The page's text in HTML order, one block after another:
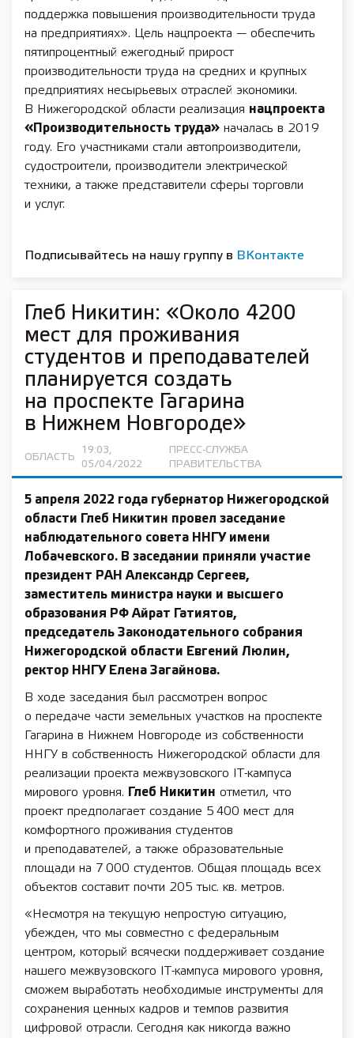
поддержка повышения производительности труда
на предприятиях». Цель нацпроекта — обеспечить
пятипроцентный ежегодный прирост
производительности труда на средних и крупных
предприятиях несырьевых отраслей экономики.
В Нижегородской области реализация нацпроекта
«Производительность труда» началась в 2019
году. Его участниками стали автопроизводители,
судостроители, производители электрической
техники, а также представители сферы торговли
и услуг.
Подписывайтесь на нашу группу в ВКонтакте
Глеб Никитин: «Около 4200
мест для проживания
студентов и преподавателей
планируется создать
на проспекте Гагарина
в Нижнем Новгороде»
ОБЛАСТЬ
19:03,
05/04/2022
ПРЕСС-СЛУЖБА
ПРАВИТЕЛЬСТВА
5 апреля 2022 года губернатор Нижегородской
области
Глеб Никитин провел заседание
наблюдательного совета ННГУ имени
Лобачевского. В заседании приняли участие
президент РАНАлександр Сергеев,
заместитель министра науки и высшего
образования РФАйрат Гатиятов,
председатель Законодательного собрания
Нижегородской области Евгений Люлин,
ректор ННГУ Елена Загайнова.
В ходе заседания был рассмотрен вопрос
о передаче части земельных участков на проспекте
Гагарина в Нижнем Новгороде из собственности
ННГУ в собственность Нижегородской области для
реализации проекта межвузовского IТ-кампуса
мирового уровня.
Глеб Никитин отметил, что
проект предполагает создание 5 400 мест для
комфортного проживания студентов
и преподавателей, а также образовательные
площади на 7 000 студентов. Общая площадь всех
объектов составит почти 205 тыс. кв. метров.
«Несмотря на текущую непростую ситуацию,
убежден, что мы совместно с федеральным
центром, который всячески поддерживает создание
нашего межвузовского IT-кампуса мирового уровня,
сможем выработать необходимые инструменты для
сохранения ценных кадров и темпов развития
цифровой отрасли. Сегодня как никогда важно